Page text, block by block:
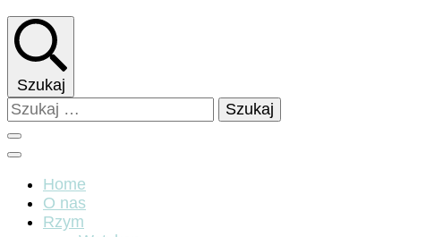
Szukaj
Szukaj:
Home
O nas
Rzym